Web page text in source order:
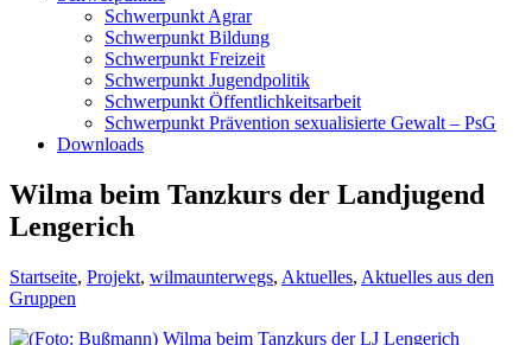
Schwerpunkt Agrar
Schwerpunkt Bildung
Schwerpunkt Freizeit
Schwerpunkt Jugendpolitik
Schwerpunkt Öffentlichkeitsarbeit
Schwerpunkt Prävention sexualisierte Gewalt – PsG
Downloads
Wilma beim Tanzkurs der Landjugend
Lengerich
Startseite, Projekt, wilmaunterwegs, Aktuelles, Aktuelles aus den
Gruppen